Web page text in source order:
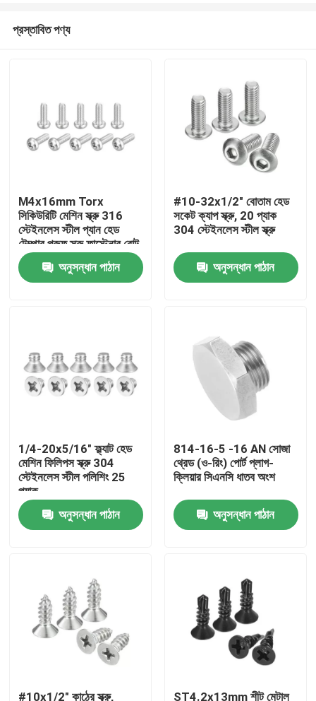
ভিডিও
কারখানা পরিদর্শন
গুণমান নিয়ন্ত্রণ
খবর
একটি উদ্ধৃতি অনুরোধ করুন
ধাতু সিএনসি যন্ত্রাংশ
প্রস্তাবিত পণ্য
M4x16mm Torx
সিকিউরিটি মেশিন স্ক্রু 316
স্টেইনলেস স্টীল প্যান হেড
টেম্পার প্রুফ স্ক্রু ফাস্টেনার বোল্ট
অনুসন্ধান পাঠান
#10-32x1/2" বোতাম হেড
সকেট ক্যাপ স্ক্রু, 20 প্যাক
304 স্টেইনলেস স্টীল স্ক্রু
অনুসন্ধান পাঠান
1/4-20x5/16" ফ্ল্যাট হেড
মেশিন ফিলিপস স্ক্রু 304
স্টেইনলেস স্টীল পলিশিং 25
প্যাক
অনুসন্ধান পাঠান
814-16-5 -16 AN সোজা
থ্রেড (ও-রিং) পোর্ট প্লাগ-
ক্লিয়ার সিএনসি ধাতব অংশ
অনুসন্ধান পাঠান
#10x1/2" কাঠের স্ক্রু, ST4.2x13mm শীট মেটাল